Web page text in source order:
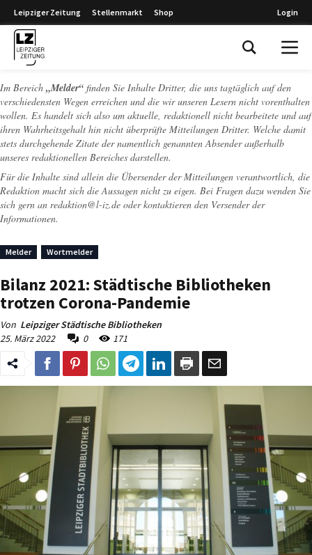
Leipziger Zeitung Stellenmarkt Shop Login
Im Bereich „Melder“ finden Sie Inhalte Dritter, die uns tagtäglich auf den
verschiedensten Wegen erreichen und die wir unseren Lesern nicht vorenthalten
wollen. Es handelt sich also um aktuelle, redaktionell nicht bearbeitete und auf
ihren Wahrheitsgehalt hin nicht überprüfte Mitteilungen Dritter. Welche damit
stets durchgehende Zitate der namentlich genannten Absender außerhalb
unseres redaktionellen Bereiches darstellen.
Für die Inhalte sind allein die Übersender der Mitteilungen verantwortlich, die
Redaktion macht sich die Aussagen nicht zu eigen. Bei Fragen dazu wenden Sie
sich gern an redaktion@l-iz.de oder kontaktieren den Versender der
Informationen.
Melder Wortmelder
Bilanz 2021: Städtische Bibliotheken
trotzen Corona-Pandemie
Von Leipziger Städtische Bibliotheken
25. März 2022
0 171